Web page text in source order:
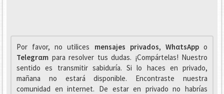
Por favor, no utilices mensajes privados, WhαtsAppo
Telegrαm para resolver tus dudas. ¡Compártelas! Nuestro
sentido es transmitir sabiduría. Si lo haces en privado,
mañana no estará disponible. Encontraste nuestra
comunidad en internet. De estar en privado no habrías